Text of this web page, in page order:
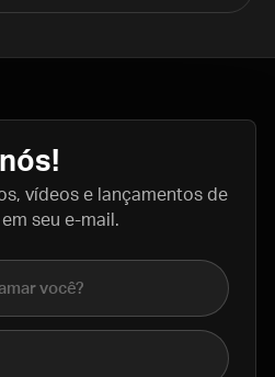
vídeos e lançamentos de
seu e-mail.